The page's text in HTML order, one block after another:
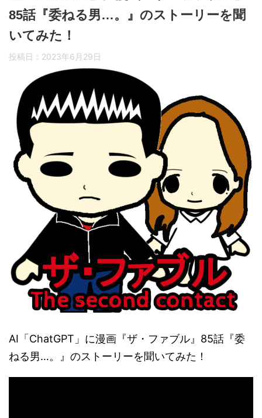
85話『委ねる男…。』のストーリーを聞
いてみた！
投稿日： 2023年6月29日
AI「ChatGPT」に漫画『ザ・ファブル』85話『委
ねる男…。』のストーリーを聞いてみた！